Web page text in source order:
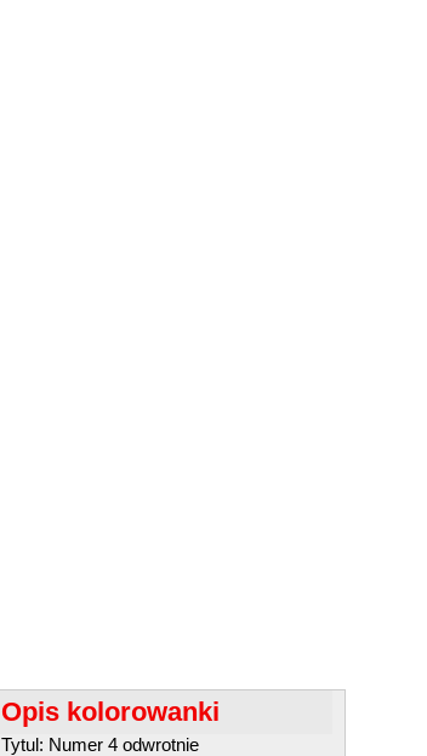
Opis kolorowanki
Tytul: Numer 4 odwrotnie